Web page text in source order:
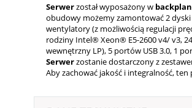
Serwerzostał wyposażony w
obudowy możemy zamontować 2
wentylatory (z możliwością regulacji
rodziny Intel® Xeon® E5-2600 v4/ v3, 24
wewnętrzny LP), 5 portów USB 3.0, 1
Serwerzostanie dostarczony z
Aby zachować jakość i integralność,